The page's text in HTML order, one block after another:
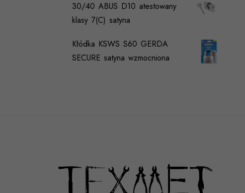
30/40 ABUS D10 atestowany
klasy 7(C) satyna
Kłódka KSWS S60 GERDA
SECURE satyna wzmocniona